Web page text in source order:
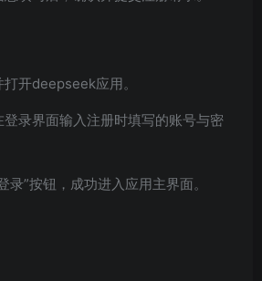
打开deepseek应用。
登录界面输入注册时填写的账号与密
录”按钮，成功进入应用主界面。